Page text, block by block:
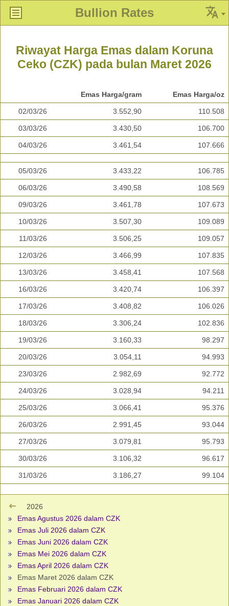
Bullion Rates
Riwayat Harga Emas dalam Koruna
Ceko (CZK) pada bulan Maret 2026
Emas Harga/gram Emas Harga/oz
02/03/26 3.552,90 110.508
03/03/26 3.430,50 106.700
04/03/26 3.461,54 107.666
05/03/26 3.433,22 106.785
06/03/26 3.490,58 108.569
09/03/26 3.461,78 107.673
10/03/26 3.507,30 109.089
11/03/26 3.506,25 109.057
12/03/26 3.466,99 107.835
13/03/26 3.458,41 107.568
16/03/26 3.420,74 106.397
17/03/26 3.408,82 106.026
18/03/26 3.306,24 102.836
19/03/26 3.160,33 98.297
20/03/26 3.054,11 94.993
23/03/26 2.982,69 92.772
24/03/26 3.028,94 94.211
25/03/26 3.066,41 95.376
26/03/26 2.991,45 93.044
27/03/26 3.079,81 95.793
30/03/26 3.106,32 96.617
31/03/26 3.186,27 99.104
2026
Emas Agustus 2026 dalam CZK
Emas Juli 2026 dalam CZK
Emas Juni 2026 dalam CZK
Emas Mei 2026 dalam CZK
Emas April 2026 dalam CZK
Emas Maret 2026 dalam CZK
Emas Februari 2026 dalam CZK
Emas Januari 2026 dalam CZK